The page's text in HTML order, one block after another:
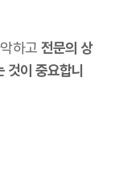
하고 전문의 상
것이 중요합니